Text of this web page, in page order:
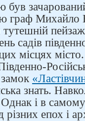
граф
пейзаж
садів
місцях
знать.
і в
різних епох і